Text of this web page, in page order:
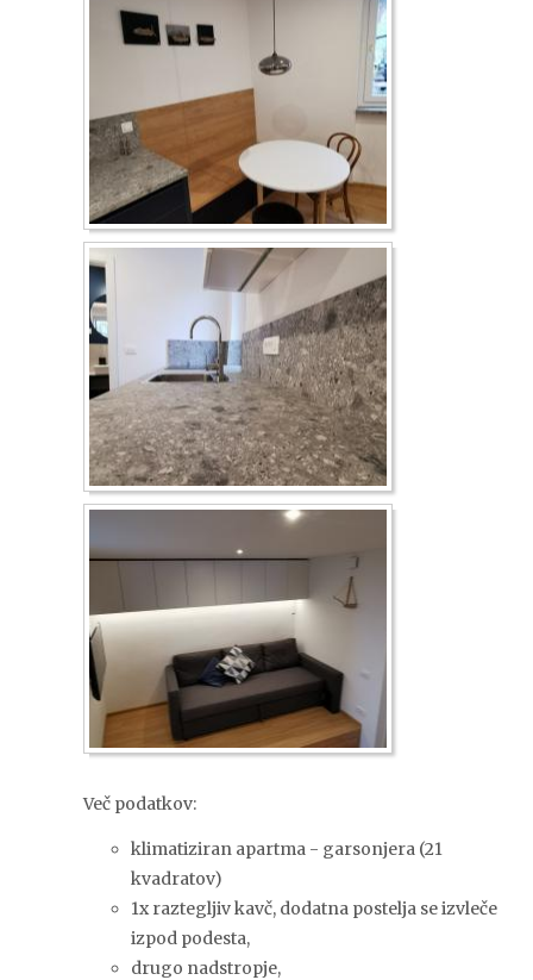
Več podatkov:
klimatiziran apartma - garsonjera (21
kvadratov)
1x raztegljiv kavč, dodatna postelja se izvleče
izpod podesta,
drugo nadstropje,